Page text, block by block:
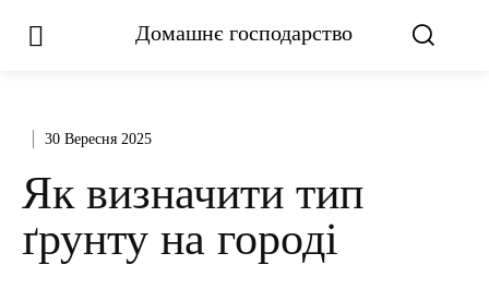
Домашнє господарство
30 Вересня 2025
Як визначити тип
ґрунту на городі